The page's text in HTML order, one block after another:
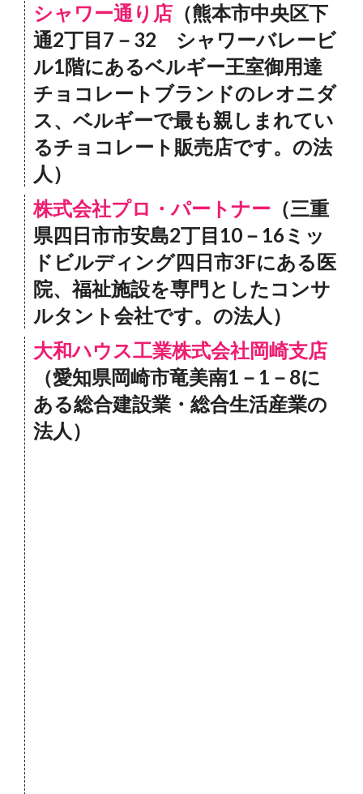
シャワー通り店 （熊本市中央区下
通2丁目7－32 シャワーバレービ
ル1階にあるベルギー王室御用達
チョコレートブランドのレオニダ
ス、ベルギーで最も親しまれてい
るチョコレート販売店です。の法
人）
株式会社プロ・パートナー （三重
県四日市市安島2丁目10－16ミッ
ドビルディング四日市3Fにある医
院、福祉施設を専門としたコンサ
ルタント会社です。の法人）
大和ハウス工業株式会社岡崎支店
（愛知県岡崎市竜美南1－1－8に
ある総合建設業・総合生活産業の
法人）